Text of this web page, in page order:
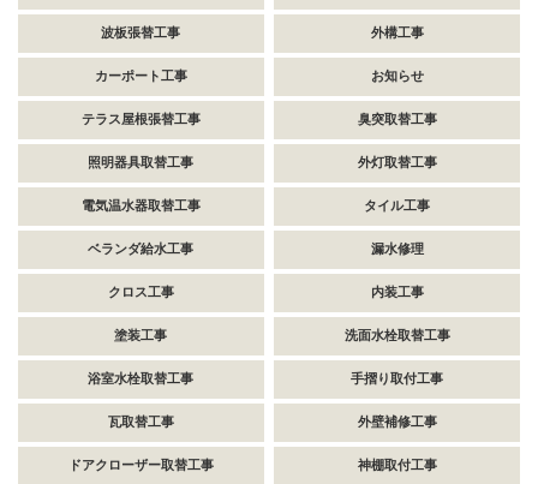
波板張替工事 外構工事
カーポート工事 お知らせ
テラス屋根張替工事 臭突取替工事
照明器具取替工事 外灯取替工事
電気温水器取替工事 タイル工事
ベランダ給水工事 漏水修理
クロス工事 内装工事
塗装工事 洗面水栓取替工事
浴室水栓取替工事 手摺り取付工事
瓦取替工事 外壁補修工事
ドアクローザー取替工事 神棚取付工事